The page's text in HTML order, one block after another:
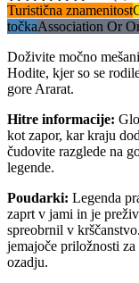
Turistična znamenitost
točkaAssociation Or
Doživite močno
Hodite, kjer so se
gore Ararat.
Hitre informacije:
kot zapor, kar kraju
čudovite razglede na
legende.
Poudarki: Legenda
zaprt v jami in je
spreobrnil v
jemajoče priložnosti
ozadju.